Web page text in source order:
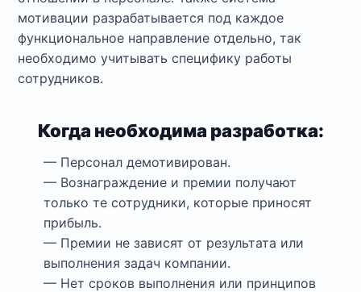
мотивации разрабатывается под каждое
функциональное направление отдельно, так
необходимо учитывать специфику работы
сотрудников.
Когда необходима разработка:
— Персонал демотивирован.
— Вознаграждение и премии получают
только те сотрудники, которые приносят
прибыль.
— Премии не зависят от результата или
выполнения задач компании.
— Нет сроков выполнения или принципов